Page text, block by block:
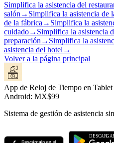
Simplifica la asistencia del
salón → Simplifica la asistencia de
de la fábrica → Simplifica la
cuidado→ Simplifica la asistencia
preparación → Simplifica la
asistencia del hotel →
Volver a la página principal
App de Reloj de Tiempo en
Android: MX$99
Sistema de gestión de asistencia